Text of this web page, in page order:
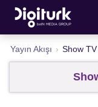
Yayın Akışı › Show TV